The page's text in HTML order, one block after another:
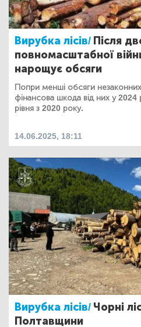
Вирубка лісів/ Після
повномасштабної
нарощує обсяги
Попри менші обсяги
фінансова шкода від них у 2024
рівня з 2020 року.
14.06.2025, 18:11
Вирубка лісів/ Чорні
Полтавщини